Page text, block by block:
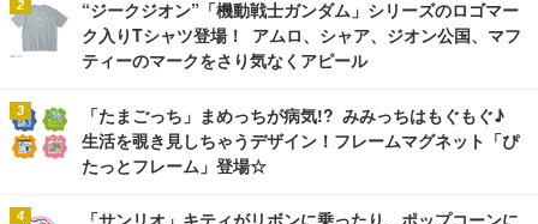
“ジークジオン”「機動戦士ガンダム」シリーズのロゴマー
ク入りTシャツ登場！ アムロ、シャア、ジオン公国、マフ
ティーのマークをさり気なくアピール
「たまごっち」まめっちが病気!? みみっちはもぐもぐ♪
生活を覗き見しちゃうデザイン！フレームマグネット「ぴ
たっとフレーム」登場☆